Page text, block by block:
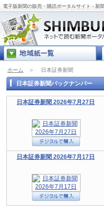
電子版新聞の販売・購読ポータルサイト - 新
ホーム ＞ 日本証券新聞
日本証券新聞バックナンバー
日本証券新聞 2026年7月27日
日本証券新聞 2026年7月17日